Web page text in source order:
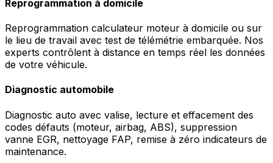
Reprogrammation à domicile
Reprogrammation calculateur moteur à domicile ou sur
le lieu de travail avec test de télémétrie embarquée. Nos
experts contrôlent à distance en temps réel les données
de votre véhicule.
Diagnostic automobile
Diagnostic auto avec valise, lecture et effacement des
codes défauts (moteur, airbag, ABS), suppression
vanne EGR, nettoyage FAP, remise à zéro indicateurs de
maintenance.